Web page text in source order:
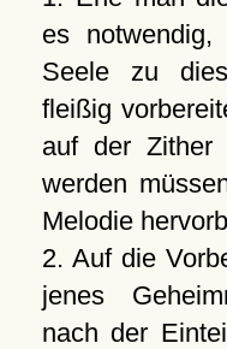
es
Seele zu
fleißig
auf der Zither
werden
Melodie
2. Auf die
jenes
nach der